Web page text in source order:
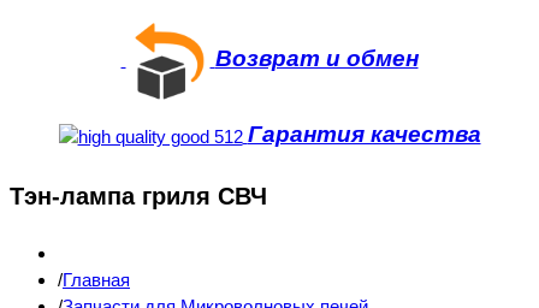
Возврат и обмен
Гарантия качества
Тэн-лампа гриля СВЧ
Главная